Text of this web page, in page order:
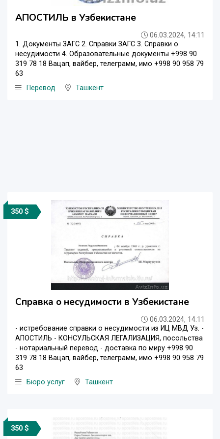
АПОСТИЛЬ в Узбекистане
06.03.2024, 14:11
1. Документы ЗАГС 2. Справки ЗАГС 3. Справки о
несудимости 4. Образовательные документы +998 90
319 78 18 Вацап, вайбер, телеграмм, имо +998 90 958 79
63
Перевод
Ташкент
350 $
Справка о несудимости в Узбекистане
06.03.2024, 14:11
- истребование справки о несудимости из ИЦ МВД Уз. -
АПОСТИЛЬ - КОНСУЛЬСКАЯ ЛЕГАЛИЗАЦИЯ, посольства
- нотариальный перевод - доставка по миру +998 90
319 78 18 Вацап, вайбер, телеграмм, имо +998 90 958 79
63
Бюро услуг
Ташкент
350 $